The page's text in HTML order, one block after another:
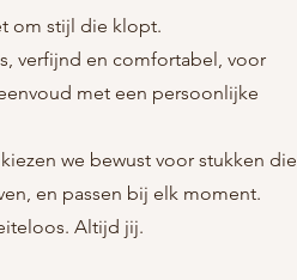
om stijl die klopt.
verfijnd en comfortabel, voor
met een persoonlijke
we bewust voor stukken die
en passen bij elk moment.
Altijd jij.